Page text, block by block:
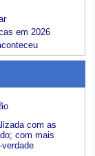
em 2026
com as
com mais